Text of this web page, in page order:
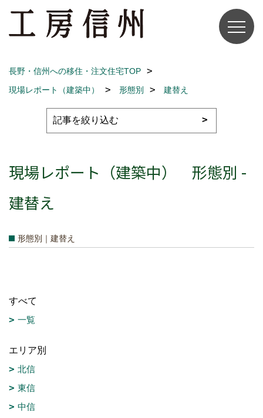
長野・信州への移住・注文住宅TOP
現場レポート（建築中）
形態別 建替え
現場レポート（建築中） 形態別 -
建替え
形態別｜建替え
すべて
一覧
エリア別
北信
東信
中信